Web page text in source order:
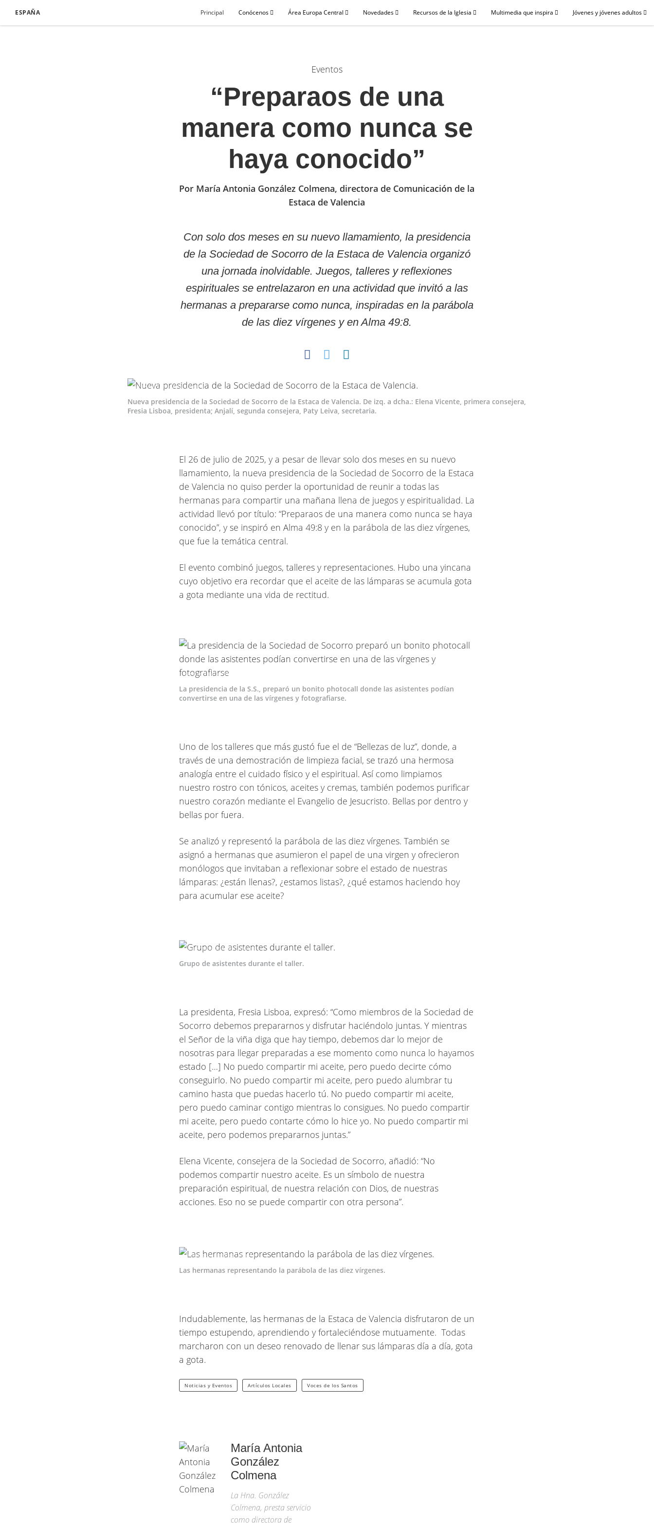
ESPAÑA Principal Conócenos Área Europa Central Novedades Recursos de la Iglesia Multimedia que inspira Jóvenes y jóvenes adultos
Eventos
“Preparaos de una
manera como nunca se
haya conocido”
Por María Antonia González Colmena, directora de Comunicación de la
Estaca de Valencia
Con solo dos meses en su nuevo llamamiento, la presidencia
de la Sociedad de Socorro de la Estaca de Valencia organizó
una jornada inolvidable. Juegos, talleres y reflexiones
espirituales se entrelazaron en una actividad que invitó a las
hermanas a prepararse como nunca, inspiradas en la parábola
de las diez vírgenes y en Alma 49:8.
María Antonia González Colmena
Nueva presidencia de la Sociedad de Socorro de la Estaca de Valencia. De izq. a dcha.: Elena Vicente, primera consejera,
Fresia Lisboa, presidenta; Anjalí, segunda consejera, Paty Leiva, secretaria.
El 26 de julio de 2025, y a pesar de llevar solo dos meses en su nuevo
llamamiento, la nueva presidencia de la Sociedad de Socorro de la Estaca
de Valencia no quiso perder la oportunidad de reunir a todas las
hermanas para compartir una mañana llena de juegos y espiritualidad. La
actividad llevó por título: “Preparaos de una manera como nunca se haya
conocido”, y se inspiró en Alma 49:8 y en la parábola de las diez vírgenes,
que fue la temática central.
El evento combinó juegos, talleres y representaciones. Hubo una yincana
cuyo objetivo era recordar que el aceite de las lámparas se acumula gota
a gota mediante una vida de rectitud.
María Antonia González Colmena
La presidencia de la S.S., preparó un bonito photocall donde las asistentes podían
convertirse en una de las vírgenes y fotografiarse.
Uno de los talleres que más gustó fue el de “Bellezas de luz”, donde, a
través de una demostración de limpieza facial, se trazó una hermosa
analogía entre el cuidado físico y el espiritual. Así como limpiamos
nuestro rostro con tónicos, aceites y cremas, también podemos purificar
nuestro corazón mediante el Evangelio de Jesucristo. Bellas por dentro y
bellas por fuera.
Se analizó y representó la parábola de las diez vírgenes. También se
asignó a hermanas que asumieron el papel de una virgen y ofrecieron
monólogos que invitaban a reflexionar sobre el estado de nuestras
lámparas: ¿están llenas?, ¿estamos listas?, ¿qué estamos haciendo hoy
para acumular ese aceite?
María Antonia González Colmena
Grupo de asistentes durante el taller.
La presidenta, Fresia Lisboa, expresó: “Como miembros de la Sociedad de
Socorro debemos prepararnos y disfrutar haciéndolo juntas. Y mientras
el Señor de la viña diga que hay tiempo, debemos dar lo mejor de
nosotras para llegar preparadas a ese momento como nunca lo hayamos
estado […] No puedo compartir mi aceite, pero puedo decirte cómo
conseguirlo. No puedo compartir mi aceite, pero puedo alumbrar tu
camino hasta que puedas hacerlo tú. No puedo compartir mi aceite,
pero puedo caminar contigo mientras lo consigues. No puedo compartir
mi aceite, pero puedo contarte cómo lo hice yo. No puedo compartir mi
aceite, pero podemos prepararnos juntas.”
Elena Vicente, consejera de la Sociedad de Socorro, añadió: “No
podemos compartir nuestro aceite. Es un símbolo de nuestra
preparación espiritual, de nuestra relación con Dios, de nuestras
acciones. Eso no se puede compartir con otra persona”.
María Antonia González Colmena
Las hermanas representando la parábola de las diez vírgenes.
Indudablemente, las hermanas de la Estaca de Valencia disfrutaron de un
tiempo estupendo, aprendiendo y fortaleciéndose mutuamente. Todas
marcharon con un deseo renovado de llenar sus lámparas día a día, gota
a gota.
Noticias y Eventos Artículos Locales Voces de los Santos
María Antonia
González
Colmena
La Hna. González
Colmena, presta servicio
como directora de